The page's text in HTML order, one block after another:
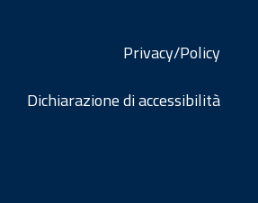
Privacy/Policy
Dichiarazione di accessibilità